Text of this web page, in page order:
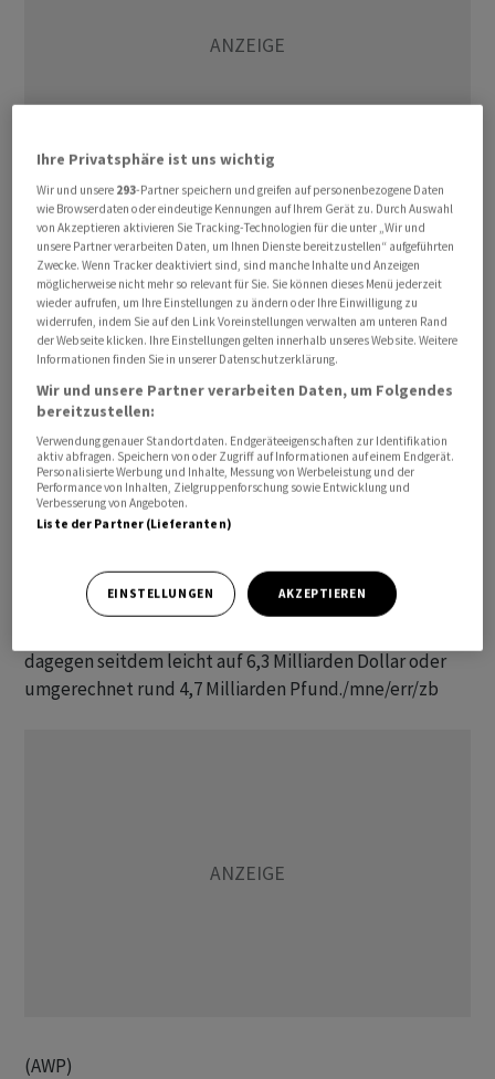
Tate & Lyle ist eines der ältesten börsennotierten
Unternehmen in Grossbritannien und begann Ende des
19. Jahrhunderts als Zuckerraffinerie. Das Unternehmen
verkaufte das Zuckergeschäft im Jahr 2010, um sich auf
Zuckerersatzstoffe zu konzentrieren. Die Anteile von
Tate & Lyle legten am Montag in den ersten
Handelsminuten rund 13 Prozent auf 556 Pence zu,
lagen damit aber weiter deutlich unter dem von
Ingredion angebotenen Preis. Analysten führten dies
auf Sorgen mit Blick auf die wettbewerbsrechtliche
Genehmigung der Offerte zurück.
Seit dem Bekanntwerden des Interesses von Ingredion
im Mai verteuerten sich die Anteile von Tate & Lyle um
dagegen seitdem leicht auf 6,3 Milliarden Dollar oder
umgerechnet rund 4,7 Milliarden Pfund./mne/err/zb
(AWP)
Ihre Privatsphäre ist uns wichtig
Wir und unsere 293-Partner speichern und greifen auf personenbezogene Daten
wie Browserdaten oder eindeutige Kennungen auf Ihrem Gerät zu. Durch Auswahl
von Akzeptieren aktivieren Sie Tracking-Technologien für die unter „Wir und
unsere Partner verarbeiten Daten, um Ihnen Dienste bereitzustellen“ aufgeführten
Zwecke. Wenn Tracker deaktiviert sind, sind manche Inhalte und Anzeigen
möglicherweise nicht mehr so relevant für Sie. Sie können dieses Menü jederzeit
wieder aufrufen, um Ihre Einstellungen zu ändern oder Ihre Einwilligung zu
widerrufen, indem Sie auf den Link Voreinstellungen verwalten am unteren Rand
der Webseite klicken. Ihre Einstellungen gelten innerhalb unseres Website. Weitere
Informationen finden Sie in unserer Datenschutzerklärung.
Wir und unsere Partner verarbeiten Daten, um Folgendes
bereitzustellen:
Verwendung genauer Standortdaten. Endgeräteeigenschaften zur Identifikation
aktiv abfragen. Speichern von oder Zugriff auf Informationen auf einem Endgerät.
Personalisierte Werbung und Inhalte, Messung von Werbeleistung und der
Performance von Inhalten, Zielgruppenforschung sowie Entwicklung und
Verbesserung von Angeboten.
Liste der Partner (Lieferanten)
EINSTELLUNGEN AKZEPTIEREN